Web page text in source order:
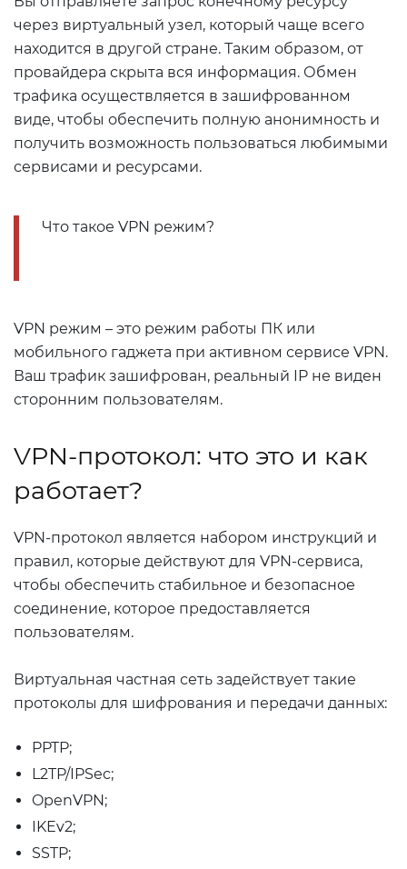
через виртуальный узел, который чаще всего
находится в другой стране. Таким образом, от
провайдера скрыта вся информация. Обмен
трафика осуществляется в зашифрованном
виде, чтобы обеспечить полную анонимность и
получить возможность пользоваться любимыми
сервисами и ресурсами.
Что такое VPN режим?
VPN режим – это режим работы ПК или
мобильного гаджета при активном сервисе VPN.
Ваш трафик зашифрован, реальный IP не виден
сторонним пользователям.
VPN-протокол: что это и как
работает?
VPN-протокол является набором инструкций и
правил, которые действуют для VPN-сервиса,
чтобы обеспечить стабильное и безопасное
соединение, которое предоставляется
пользователям.
Виртуальная частная сеть задействует такие
протоколы для шифрования и передачи данных:
PPTP;
L2TP/IPSec;
OpenVPN;
IKEv2;
SSTP;